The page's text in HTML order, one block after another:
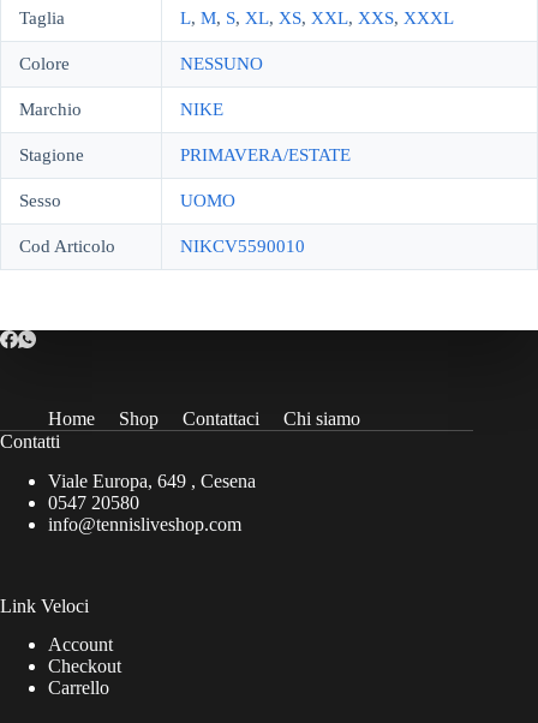
Taglia L, M, S, XL, XS, XXL, XXS, XXXL
Colore NESSUNO
Marchio NIKE
Stagione PRIMAVERA/ESTATE
Sesso UOMO
Cod Articolo NIKCV5590010
Home Shop Contattaci
Chi siamo
Contatti
Viale Europa, 649 , Cesena
0547 20580
info@tennisliveshop.com
Link Veloci
Account
Checkout
Carrello